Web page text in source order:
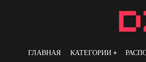
ГЛАВНАЯ КАТЕГОРИИ